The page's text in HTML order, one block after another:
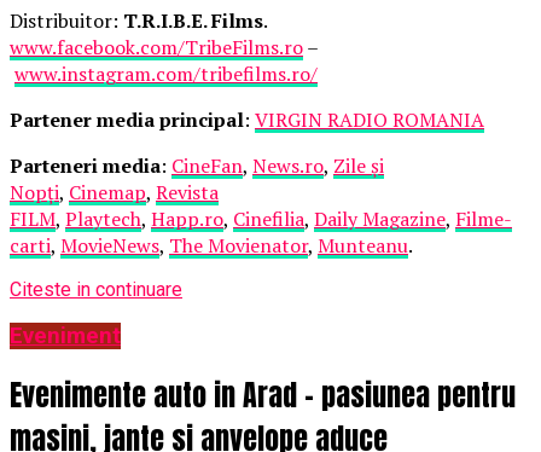
Distribuitor: T.R.I.B.E. Films.
www.facebook.com/TribeFilms.ro–
www.instagram.com/tribefilms.ro/
Partener media principal: VIRGIN RADIO ROMANIA
Parteneri media: CineFan, News.ro, Zile și
Nopți, Cinemap, Revista
FILM, Playtech, Happ.ro, Cinefilia, Daily Magazine, Filme-
carti, MovieNews, The Movienator, Munteanu.
Citeste in continuare
Eveniment
Evenimente auto in Arad – pasiunea pentru
masini, jante si anvelope aduce